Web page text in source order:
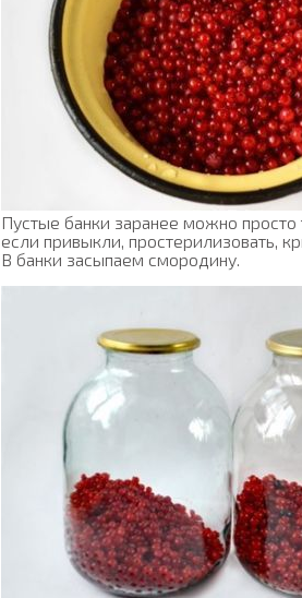
Пустые банки заранее можно
если привыкли, простерилизовать,
В банки засыпаем смородину.